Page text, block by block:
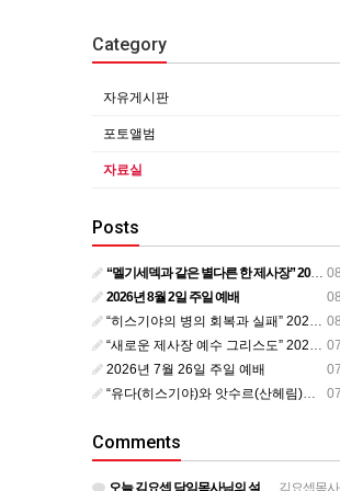
Category
자유게시판
포토앨범
자료실
Posts
“멜기세덱과 같은 별다른 한 제사장” 20260802
2026년 8월 2일 주일 예배
“히스기야의 병의 회복과 실패” 20260728
“새로운 제사장 예수 그리스도” 20260726
2026년 7월 26일 주일 예배
“유다(히스기야)와 앗수르(산헤림)의 전쟁(2)” 20260721
Comments
김요셉목사
오늘 김요셉 담임목사님의 설교 동영상이 비디오 장비 문제로 영상을 올려 드리지 못해 죄송합니다 오늘 주일 설…